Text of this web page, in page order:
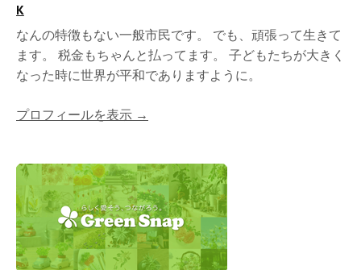
K
なんの特徴もない一般市民です。 でも、頑張って生きて
ます。 税金もちゃんと払ってます。 子どもたちが大きく
なった時に世界が平和でありますように。
プロフィールを表示 →